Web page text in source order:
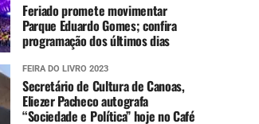
Feriado promete movimentar
Parque Eduardo Gomes; confira
programação dos últimos dias
FEIRA DO LIVRO 2023
Secretário de Cultura de Canoas,
Eliezer Pacheco autografa
“Sociedade e Política” hoje no Café